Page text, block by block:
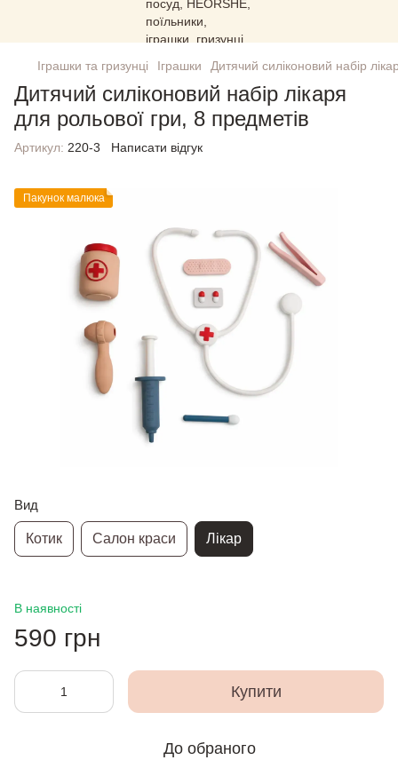
Іграшки та гризунці Іграшки Дитячий силіконовий набір
Дитячий силіконовий набір лікаря
для рольової гри, 8 предметів
Артикул: 220-3 Написати відгук
Пакунок малюка
Вид
Котик Салон краси Лікар
В наявності
590 грн
Купити
До обраного